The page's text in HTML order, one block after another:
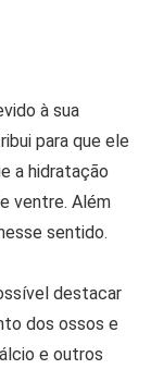
à sua
para que ele
a hidratação
ventre. Além
sentido.
destacar
dos ossos e
e outros